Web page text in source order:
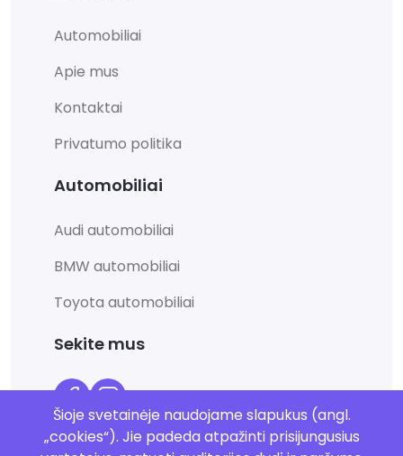
Automobiliai
Apie mus
Kontaktai
Privatumo politika
Automobiliai
Audi automobiliai
BMW automobiliai
Toyota automobiliai
Sekite mus
Šioje svetainėje naudojame slapukus (angl.
„cookies“). Jie padeda atpažinti prisijungusius